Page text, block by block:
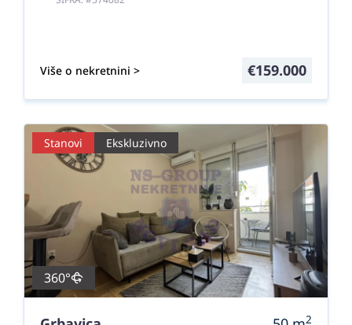
Više o nekretnini > €159.000
Stanovi Ekskluzivno
360°
2